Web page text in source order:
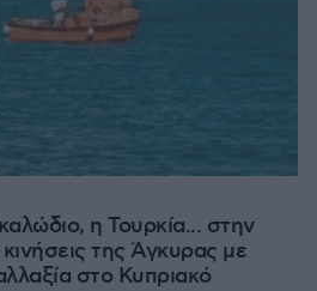
η Τουρκία... στην
της Άγκυρας με
στο Κυπριακό